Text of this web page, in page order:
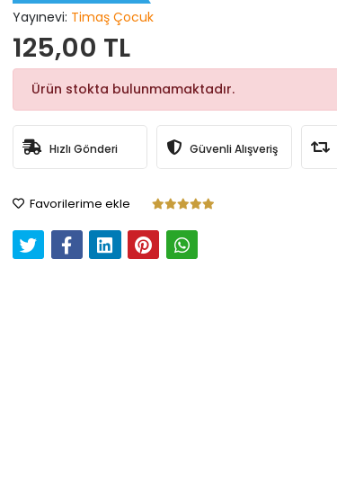
Yayınevi: Timaş Çocuk
125,00 TL
Ürün stokta bulunmamaktadır.
Hızlı Gönderi Güvenli Alışveriş
Favorilerime ekle